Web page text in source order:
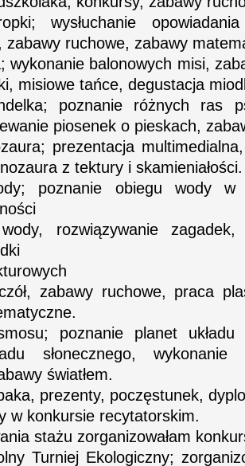
wysłuchanie
zabawy ruchowe, zabawy
wykonanie balonowych misi,
misiowe tańce, degustacja
poznanie różnych ras
piosenek o pieskach,
prezentacja
z tektury i skamieniałości.
poznanie obiegu wody w
rozwiązywanie
zabawy ruchowe, praca
poznanie planet układu
słonecznego,
światłem.
prezenty, poczęstunek,
w konkursie recytatorskim.
stażu zorganizowałam
Turniej Ekologiczny;